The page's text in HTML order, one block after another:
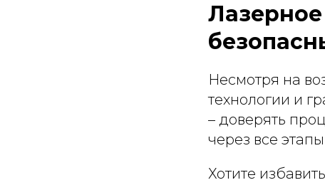
Несмотря на
технологии и
– доверять
через все
Хотите